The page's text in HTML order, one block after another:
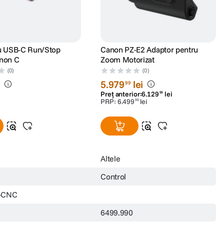
USB-C Run/Stop
C
(0)
Canon PZ-E2 Adaptor pentru
Zoom Motorizat
(0)
5.97999 lei
Preț anterior:6.129 99 lei
PRP: 6.499 99 lei
Altele
Control
6499.990